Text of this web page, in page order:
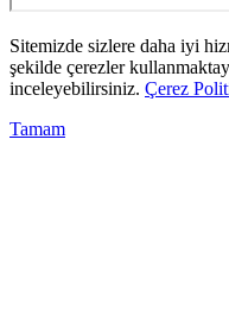
Sitemizde sizlere daha iyi
şekilde çerezler
inceleyebilirsiniz. Çerez
Tamam